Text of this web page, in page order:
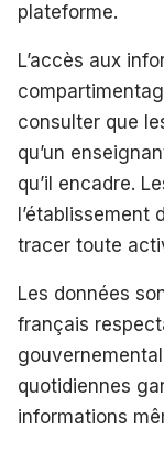
plateforme.
L’accès aux
consulter que
qu’un
qu’il encadre.
tracer toute
Les données
français
quotidiennes
informations